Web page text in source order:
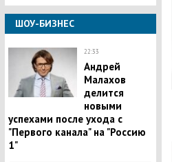
ШОУ-БИЗНЕС
22:33
​Андрей
Малахов
делится
новыми
успехами после ухода с
"Первого канала" на "Россию
1"